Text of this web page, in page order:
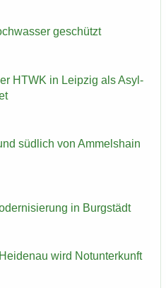
ge­schützt
HTWK in Leip­zig als Asyl­
süd­lich von Am­mels­hain
in Burg­städt
wird Not­un­ter­kunft